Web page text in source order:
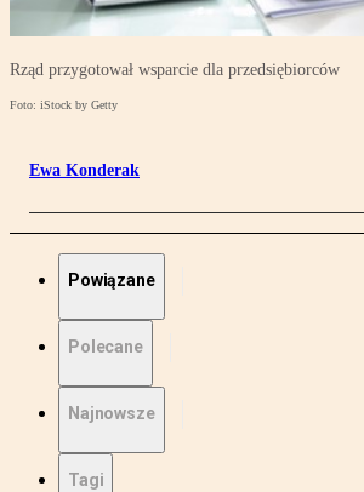
Rząd przygotował wsparcie dla przedsiębiorców
Foto: iStock by Getty
Ewa Konderak
Powiązane
Polecane
Najnowsze
Tagi